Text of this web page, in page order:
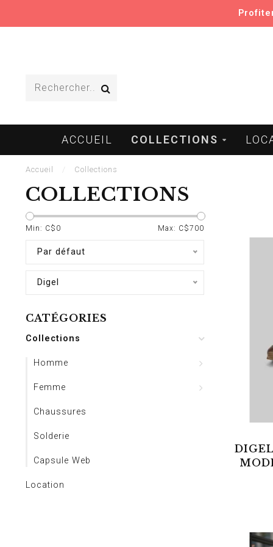
ACCUEIL COLLECTIONS
Accueil Collections
COLLECTIONS
Min: C$ 0 Max: C$700
Par défaut
Digel
CATÉGORIES
Collections
Homme
Femme
Chaussures
Solderie
Capsule Web
Location